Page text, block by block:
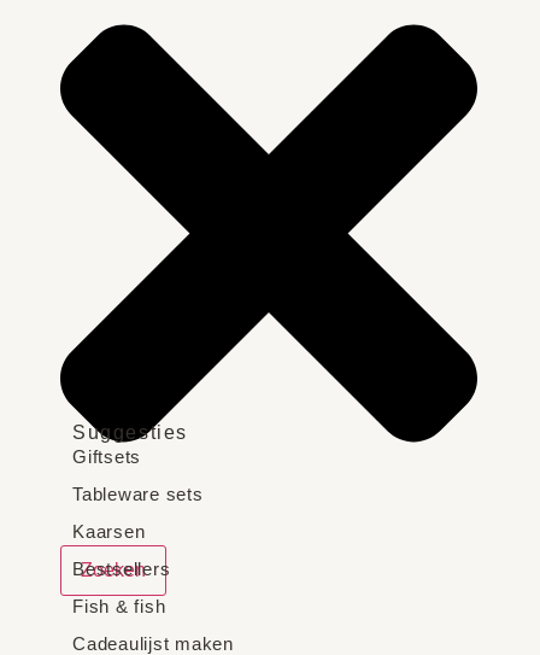
Zoeken
Suggesties
Giftsets
Tableware sets
Kaarsen
Bestsellers
Fish & fish
Cadeaulijst maken